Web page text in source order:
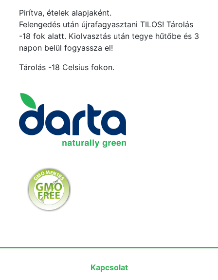
Pirítva, ételek alapjaként.
Felengedés után újrafagyasztani TILOS! Tárolás
-18 fok alatt. Kiolvasztás után tegye hűtőbe és 3
napon belül fogyassza el!
Tárolás -18 Celsius fokon.
Kapcsolat